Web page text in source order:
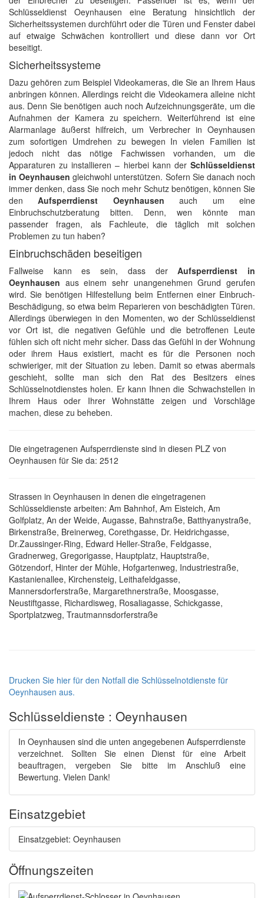
Schlüsseldienst Oeynhausen eine Beratung hinsichtlich der
Sicherheitssystemen durchführt oder die Türen und Fenster dabei
auf etwaige Schwächen kontrolliert und diese dann vor Ort
beseitigt.
Sicherheitssysteme
Dazu gehören zum Beispiel Videokameras, die Sie an Ihrem Haus
anbringen können. Allerdings reicht die Videokamera alleine nicht
aus. Denn Sie benötigen auch noch Aufzeichnungsgeräte, um die
Aufnahmen der Kamera zu speichern. Weiterführend ist eine
Alarmanlage äußerst hilfreich, um Verbrecher in Oeynhausen
zum sofortigen Umdrehen zu bewegen In vielen Familien ist
jedoch nicht das nötige Fachwissen vorhanden, um die
Apparaturen zu installieren – hierbei kann der Schlüsseldienst
in Oeynhausen gleichwohl unterstützen. Sofern Sie danach noch
immer denken, dass Sie noch mehr Schutz benötigen, können Sie
denAufsperrdienst Oeynhausen auch um eine
Einbruchschutzberatung bitten. Denn, wen könnte man
passender fragen, als Fachleute, die täglich mit solchen
Problemen zu tun haben?
Einbruchschäden beseitigen
Fallweise kann es sein, dass derAufsperrdienst in
Oeynhausen aus einem sehr unangenehmen Grund gerufen
wird. Sie benötigen Hilfestellung beim Entfernen einer Einbruch-
Beschädigung, so etwa beim Reparieren von beschädigten Türen.
Allerdings überwiegen in den Momenten, wo der Schlüsseldienst
vor Ort ist, die negativen Gefühle und die betroffenen Leute
fühlen sich oft nicht mehr sicher. Dass das Gefühl in der Wohnung
oder ihrem Haus existiert, macht es für die Personen noch
schwieriger, mit der Situation zu leben. Damit so etwas abermals
geschieht, sollte man sich den Rat des Besitzers eines
Schlüsselnotdienstes holen. Er kann Ihnen die Schwachstellen in
Ihrem Haus oder Ihrer Wohnstätte zeigen und Vorschläge
machen, diese zu beheben.
Die eingetragenen Aufsperrdienste sind in diesen PLZ von
Oeynhausen für Sie da: 2512
Strassen in Oeynhausen in denen die eingetragenen
Schlüsseldienste arbeiten: Am Bahnhof, Am Eisteich, Am
Golfplatz, An der Weide, Augasse, Bahnstraße, Batthyanystraße,
Birkenstraße, Breinerweg, Corethgasse, Dr. Heidrichgasse,
Dr.Zaussinger-Ring, Edward Heller-Straße, Feldgasse,
Gradnerweg, Gregorigasse, Hauptplatz, Hauptstraße,
Götzendorf, Hinter der Mühle, Hofgartenweg, Industriestraße,
Kastanienallee, Kirchensteig, Leithafeldgasse,
Mannersdorferstraße, Margarethnerstraße, Moosgasse,
Neustiftgasse, Richardisweg, Rosaliagasse, Schickgasse,
Sportplatzweg, Trautmannsdorferstraße
Drucken Sie hier für den Notfall die Schlüsselnotdienste für
Oeynhausen aus.
Schlüsseldienste : Oeynhausen
In Oeynhausen sind die unten angegebenen Aufsperrdienste
verzeichnet. Sollten Sie einen Dienst für eine Arbeit
beauftragen, vergeben Sie bitte im Anschluß eine
Bewertung. Vielen Dank!
Einsatzgebiet
Einsatzgebiet: Oeynhausen
Öffnungszeiten